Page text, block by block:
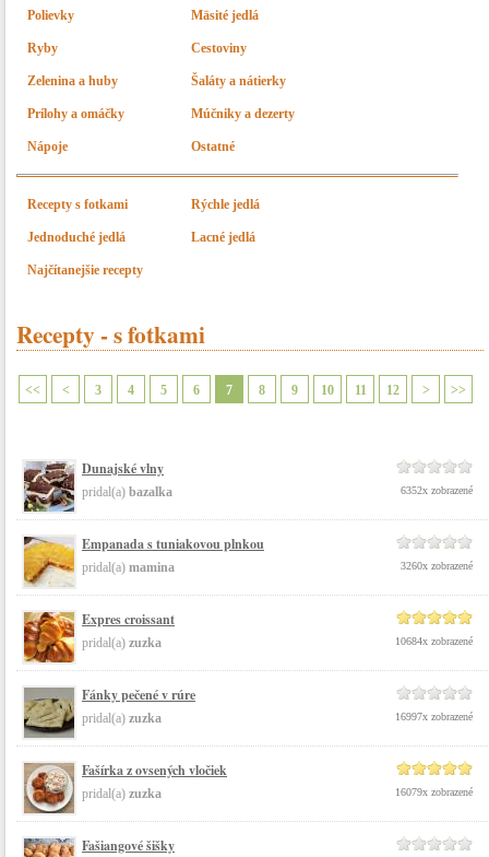
Polievky Mäsité jedlá
Ryby Cestoviny
Zelenina a huby Šaláty a nátierky
Prílohy a omáčky Múčniky a dezerty
Nápoje Ostatné
Recepty s fotkami Rýchle jedlá
Jednoduché jedlá Lacné jedlá
Najčítanejšie recepty
Recepty - s fotkami
<< < 3 4 5 6 7 8 9 10 11 12 > >>
Dunajské vlny
pridal(a) bazalka 6352x zobrazené
Empanada s tuniakovou plnkou
pridal(a) mamina 3260x zobrazené
Expres croissant
pridal(a) zuzka 10684x zobrazené
Fánky pečené v rúre
pridal(a) zuzka 16997x zobrazené
Fašírka z ovsených vločiek
pridal(a) zuzka 16079x zobrazené
Fašiangové šišky